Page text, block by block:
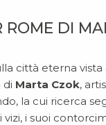
ROME DI
città eterna vista
di Marta Czok,
la cui ricerca
vizi, i suoi